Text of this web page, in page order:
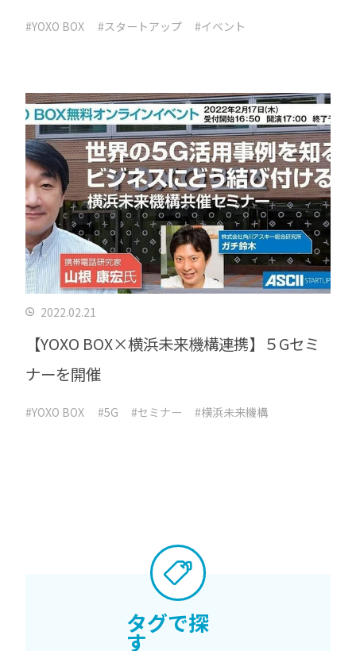
#YOXO BOX #スタートアップ #イベント
2022.02.21
【YOXO BOX×横浜未来機構連携】５Gセミ
ナーを開催
#YOXO BOX #5G #セミナー #横浜未来機構
タグで探
す